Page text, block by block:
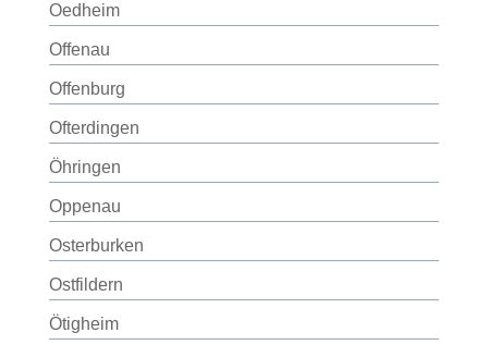
Oedheim
Offenau
Offenburg
Ofterdingen
Öhringen
Oppenau
Osterburken
Ostfildern
Ötigheim